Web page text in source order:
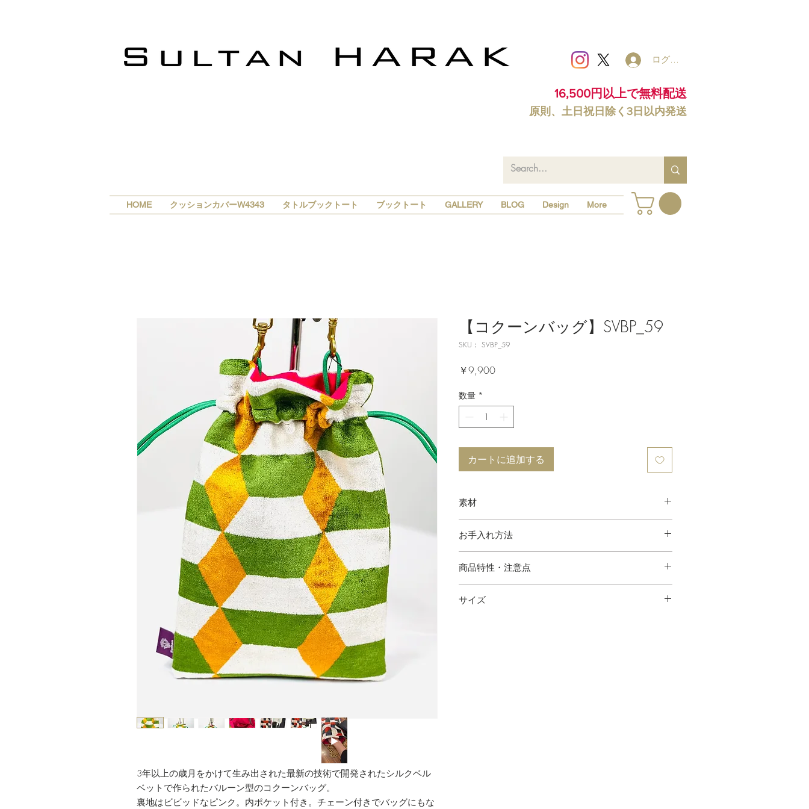
ログイン
16,500円以上で無料配送
原則、土日祝日除く3日以内発送
HOME クッションカバーW4343 タトルブックトート ブックトート GALLERY BLOG Design More
3年以上の歳月をかけて生み出された最新の技術で開発されたシルクベル
ベットで作られたバルーン型のコクーンバッグ。
裏地はビビッドなピンク。内ポケット付き。チェーン付きでバッグにもな
【コクーンバッグ】SVBP_59
SKU： SVBP_59
￥9,900価
数量 *
カートに追加する
素材
お手入れ方法
商品特性・注意点
・ハンドメイドのため、多少の色ムラやほつれ等がある
サイズ